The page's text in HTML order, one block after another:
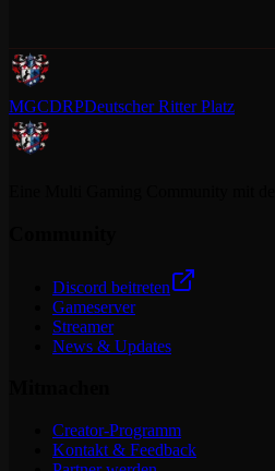
MGCDRPDeutscher Ritter Platz
Discord beitreten
Gameserver
Streamer
News & Updates
Creator-Programm
Kontakt & Feedback